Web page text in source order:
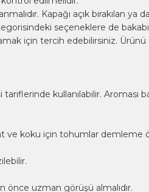
Kapağı açık bırakılan ya
seçeneklere de
için tercih edebilirsiniz. Ürünü
kullanılabilir. Aroması
ve koku için tohumlar demleme
önce uzman görüşü almalıdır.